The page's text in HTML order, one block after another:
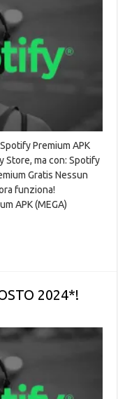
Premium APK
Store, ma con: Spotify
Gratis Nessun
funziona!
APK (MEGA)
2024*!